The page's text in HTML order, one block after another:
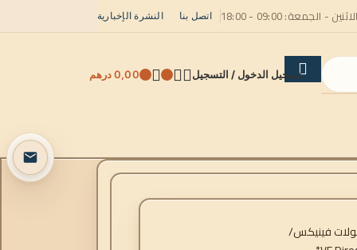
الاثنين - الجمعة: 09:00 - 18:00 النشرة الإخبارية اتصل بنا
تسجيل الدخول / التسجيل 0,00 درهم
فينيكس